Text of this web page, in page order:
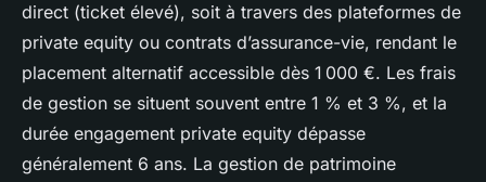
direct (ticket élevé), soit à travers des plateformes de
private equity ou contrats d’assurance-vie, rendant le
placement alternatif accessible dès 1 000 €. Les frais
de gestion se situent souvent entre 1 % et 3 %, et la
durée engagement private equity dépasse
généralement 6 ans. La gestion de patrimoine